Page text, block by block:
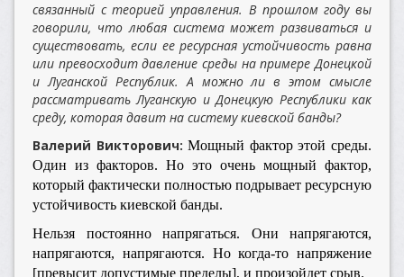
связанный с теорией управления. В прошлом году вы
говорили, что любая система может развиваться и
существовать, если ее ресурсная устойчивость равна
или превосходит давление среды на примере Донецкой
и Луганской Республик. А можно ли в этом смысле
рассматривать Луганскую и Донецкую Республики как
среду, которая давит на систему киевской банды?
Валерий Викторович: Мощный фактор этой среды.
Один из факторов. Но это очень мощный фактор,
который фактически полностью подрывает ресурсную
устойчивость киевской банды.
Нельзя постоянно напрягаться. Они напрягаются,
напрягаются, напрягаются. Но когда-то напряжение
[превысит допустимые пределы], и произойдет срыв.